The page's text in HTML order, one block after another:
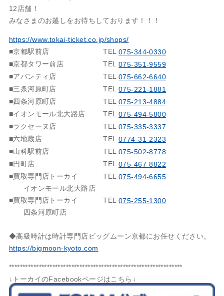
12店舗！
みなさまのお越しをお待ちしております！！！
https://www.tokai-ticket.co.jp/shops/
■京都駅前店
TEL075-344-0330
■京都タワー前店
TEL075-351-9559
■アバンティ店
TEL075-662-6640
■三条河原町店
TEL075-221-1881
■四条河原町店
TEL075-213-4884
■イオンモール北大路店
TEL075-494-5800
■ラクセーヌ店
TEL075-335-3337
■六地蔵店
TEL0774-31-2323
■山科駅前店
TEL075-502-8778
■円町店
TEL075-467-8822
■買取専門店トーカイ
イオンモール北大路店
TEL075-494-6655
■買取専門店トーカイ
四条河原町店
TEL075-255-1300
◆高級時計は時計専門店ビッグムーン京都にお任せください。
https://bigmoon-kyoto.com
****************************************************************
↓トーカイのFacebookページはこちら↓